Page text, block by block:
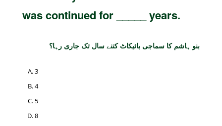
was continued for _____ years.
بنو ہاشم کا سماجی بائیکاٹ کتنے سال تک جاری رہا؟
3
4
5
8